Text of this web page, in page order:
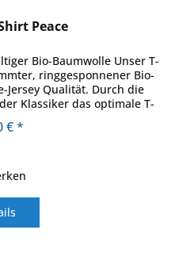
Peace
Bio-Baumwolle Unser T-
ringgesponnener Bio-
Jersey Qualität. Durch die
Klassiker das optimale T-
€ *